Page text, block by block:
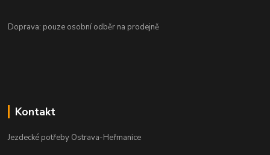
Doprava: pouze osobní odběr na prodejně
Kontakt
Jezdecké potřeby Ostrava-Heřmanice